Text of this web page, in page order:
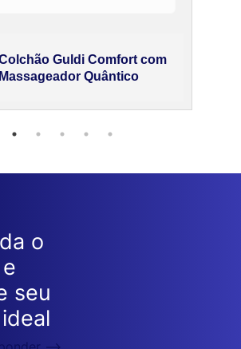
Guldi Comfort com
Massageador Quântico
o
seu